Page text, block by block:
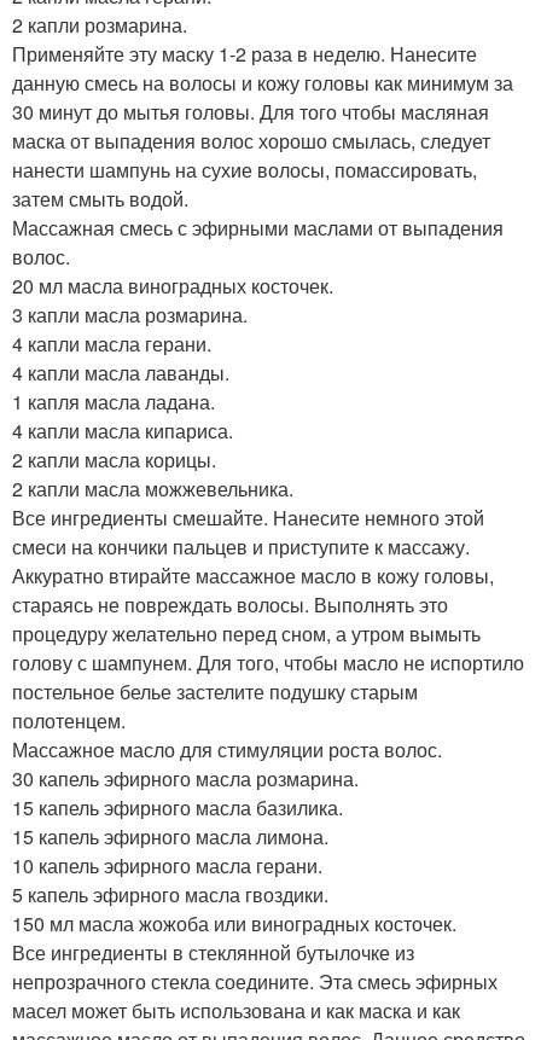
2 капли розмарина.
Применяйте эту маску 1-2 раза в неделю. Нанесите
данную смесь на волосы и кожу головы как минимум за
30 минут до мытья головы. Для того чтобы масляная
маска от выпадения волос хорошо смылась, следует
нанести шампунь на сухие волосы, помассировать,
затем смыть водой.
Массажная смесь с эфирными маслами от выпадения
волос.
20 мл масла виноградных косточек.
3 капли масла розмарина.
4 капли масла герани.
4 капли масла лаванды.
1 капля масла ладана.
4 капли масла кипариса.
2 капли масла корицы.
2 капли масла можжевельника.
Все ингредиенты смешайте. Нанесите немного этой
смеси на кончики пальцев и приступите к массажу.
Аккуратно втирайте массажное масло в кожу головы,
стараясь не повреждать волосы. Выполнять это
процедуру желательно перед сном, а утром вымыть
голову с шампунем. Для того, чтобы масло не испортило
постельное белье застелите подушку старым
полотенцем.
Массажное масло для стимуляции роста волос.
30 капель эфирного масла розмарина.
15 капель эфирного масла базилика.
15 капель эфирного масла лимона.
10 капель эфирного масла герани.
5 капель эфирного масла гвоздики.
150 мл масла жожоба или виноградных косточек.
Все ингредиенты в стеклянной бутылочке из
непрозрачного стекла соедините. Эта смесь эфирных
масел может быть использована и как маска и как